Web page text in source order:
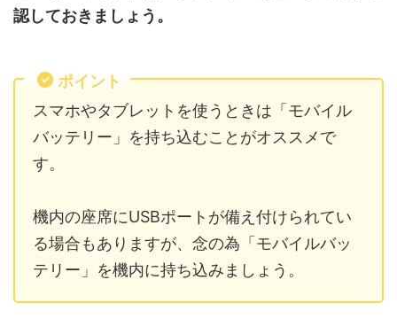
認しておきましょう。
ポイント
スマホやタブレットを使うときは「モバイル
バッテリー」を持ち込むことがオススメで
す。
機内の座席にUSBポートが備え付けられてい
る場合もありますが、念の為「モバイルバッ
テリー」を機内に持ち込みましょう。